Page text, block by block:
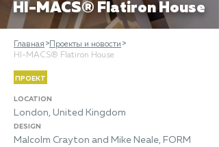
HI-MACS® Flatiron House
Главная
Проекты и новости
HI-MACS® Flatiron House
ПРОЕКТ
LOCATION
London, United Kingdom
DESIGN
Malcolm Crayton and Mike Neale, FORM